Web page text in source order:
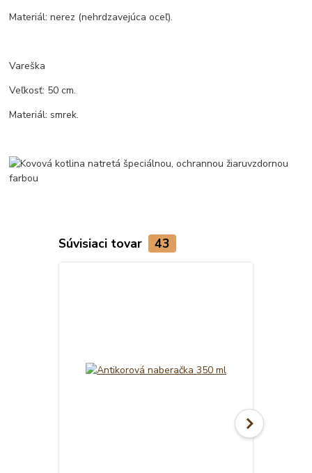
Materiál: nerez (nehrdzavejúca oceľ).
Vareška
Veľkosť: 50 cm.
Materiál: smrek.
Súvisiaci tovar 43